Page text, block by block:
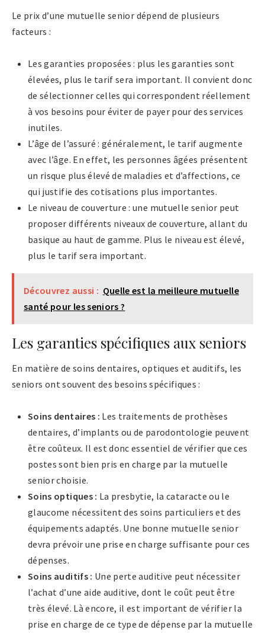
Le prix d’une mutuelle senior dépend de plusieurs
facteurs :
Les garanties proposées : plus les garanties sont
élevées, plus le tarif sera important. Il convient donc
de sélectionner celles qui correspondent réellement
à vos besoins pour éviter de payer pour des services
inutiles.
L’âge de l’assuré : généralement, le tarif augmente
avec l’âge. En effet, les personnes âgées présentent
un risque plus élevé de maladies et d’affections, ce
qui justifie des cotisations plus importantes.
Le niveau de couverture : une mutuelle senior peut
proposer différents niveaux de couverture, allant du
basique au haut de gamme. Plus le niveau est élevé,
plus le tarif sera important.
Découvrez aussi : Quelle est la meilleure mutuelle
santé pour les seniors ?
Les garanties spécifiques aux seniors
En matière de soins dentaires, optiques et auditifs, les
seniors ont souvent des besoins spécifiques :
Soins dentaires : Les traitements de prothèses
dentaires, d’implants ou de parodontologie peuvent
être coûteux. Il est donc essentiel de vérifier que ces
postes sont bien pris en charge par la mutuelle
senior choisie.
Soins optiques : La presbytie, la cataracte ou le
glaucome nécessitent des soins particuliers et des
équipements adaptés. Une bonne mutuelle senior
devra prévoir une prise en charge suffisante pour ces
dépenses.
Soins auditifs : Une perte auditive peut nécessiter
l’achat d’une aide auditive, dont le coût peut être
très élevé. Là encore, il est important de vérifier la
prise en charge de ce type de dépense par la mutuelle